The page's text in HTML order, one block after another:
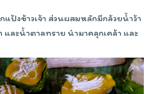
แป้งข้าวเจ้า ส่วนผสมหลักมีกล้วยน้ำว้า
และน้ำตาลทราย นำมาคลุกเคล้า และ